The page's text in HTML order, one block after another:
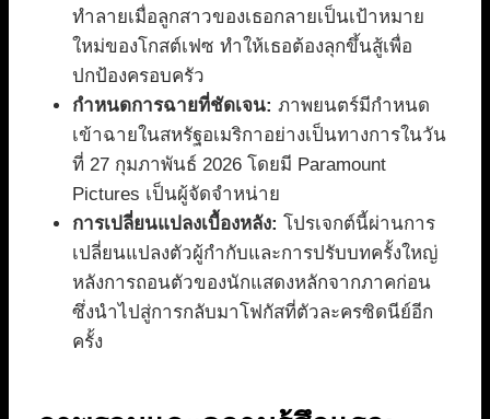
ทำลายเมื่อลูกสาวของเธอกลายเป็นเป้าหมาย
ใหม่ของโกสต์เฟซ ทำให้เธอต้องลุกขึ้นสู้เพื่อ
ปกป้องครอบครัว
กำหนดการฉายที่ชัดเจน: ภาพยนตร์มีกำหนด
เข้าฉายในสหรัฐอเมริกาอย่างเป็นทางการในวัน
ที่ 27 กุมภาพันธ์ 2026 โดยมี Paramount
Pictures เป็นผู้จัดจำหน่าย
การเปลี่ยนแปลงเบื้องหลัง: โปรเจกต์นี้ผ่านการ
เปลี่ยนแปลงตัวผู้กำกับและการปรับบทครั้งใหญ่
หลังการถอนตัวของนักแสดงหลักจากภาคก่อน
ซึ่งนำไปสู่การกลับมาโฟกัสที่ตัวละครซิดนีย์อีก
ครั้ง